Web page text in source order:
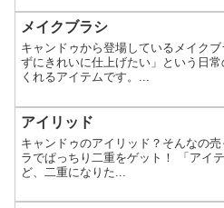
メイクブラシ
キャンドゥから登場しているメイク
ずにきれいに仕上げたい」という日
くれるアイテムです。...
アイリッド
キャンドゥのアイリッド？そんなの
ラでぱっちり二重をゲット！ 「アイ
ど、二重になりた...